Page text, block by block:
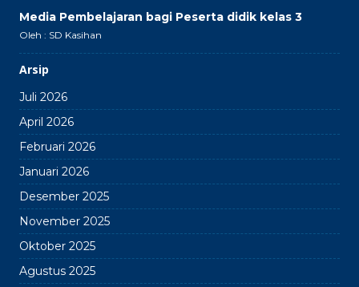
Media Pembelajaran bagi Peserta didik kelas 3
Oleh : SD Kasihan
Arsip
Juli 2026
April 2026
Februari 2026
Januari 2026
Desember 2025
November 2025
Oktober 2025
Agustus 2025